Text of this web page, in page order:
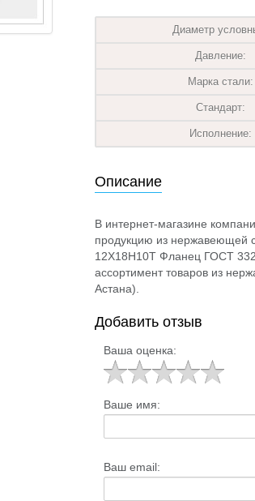
Диаметр
Давление:
Марка стали:
Стандарт:
Исполнение:
Описание
В интернет-магазине
продукцию из нержавеющей
12Х18Н10Т Фланец ГОСТ
ассортимент товаров из
Астана).
Добавить отзыв
Ваша оценка:
Ваше имя:
Ваш email: